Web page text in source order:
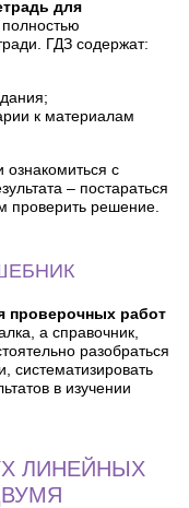
для
полностью
ГДЗ содержат:
к материалам
ознакомиться с
– постараться
проверить решение.
проверочных работ
а справочник,
разобраться
систематизировать
в изучении
ЛИНЕЙНЫХ